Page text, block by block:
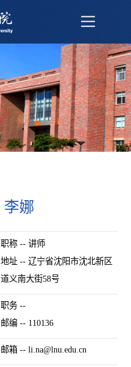
李娜
职称 -- 讲师
地址 -- 辽宁省沈阳市沈北新区
道义南大街58号
职务 --
邮编 -- 110136
邮箱 -- li.na@lnu.edu.cn